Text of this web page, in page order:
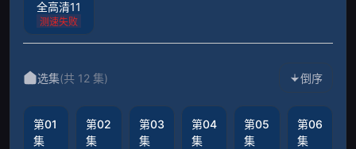
全高清11
测速失败
选集(共 12 集) 倒序
第01
集
第02
集
第03
集
第04
集
第05
集
第06
集